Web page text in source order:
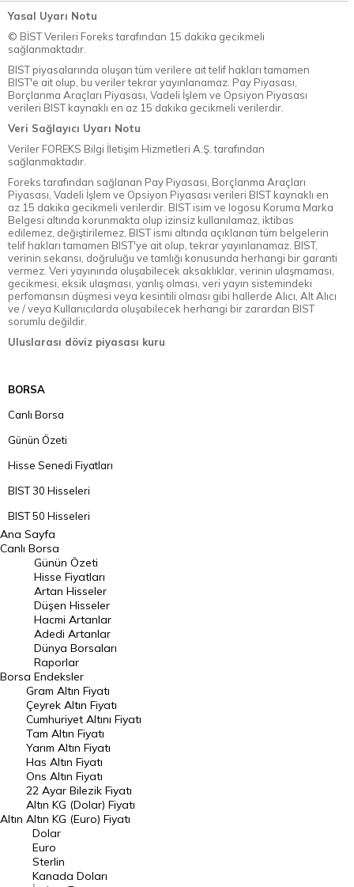
Yasal Uyarı Notu
© BİST Verileri Foreks tarafından 15 dakika gecikmeli
sağlanmaktadır.
BIST piyasalarında oluşan tüm verilere ait telif hakları tamamen
BIST'e ait olup, bu veriler tekrar yayınlanamaz. Pay Piyasası,
Borçlanma Araçları Piyasası, Vadeli İşlem ve Opsiyon Piyasası
verileri BIST kaynaklı en az 15 dakika gecikmeli verilerdir.
Veri Sağlayıcı Uyarı Notu
Veriler FOREKS Bilgi İletişim Hizmetleri A.Ş. tarafından
sağlanmaktadır.
Foreks tarafından sağlanan Pay Piyasası, Borçlanma Araçları
Piyasası, Vadeli İşlem ve Opsiyon Piyasası verileri BIST kaynaklı en
az 15 dakika gecikmeli verilerdir. BIST isim ve logosu Koruma Marka
Belgesi altında korunmakta olup izinsiz kullanılamaz, iktibas
edilemez, değiştirilemez. BIST ismi altında açıklanan tüm belgelerin
telif hakları tamamen BIST'ye ait olup, tekrar yayınlanamaz. BIST,
verinin sekansı, doğruluğu ve tamlığı konusunda herhangi bir garanti
vermez. Veri yayınında oluşabilecek aksaklıklar, verinin ulaşmaması,
gecikmesi, eksik ulaşması, yanlış olması, veri yayın sistemindeki
perfomansın düşmesi veya kesintili olması gibi hallerde Alıcı, Alt Alıcı
ve / veya Kullanıcılarda oluşabilecek herhangi bir zarardan BIST
sorumlu değildir.
Uluslarası döviz piyasası kuru
BORSA
Canlı Borsa
Günün Özeti
Hisse Senedi Fiyatları
BIST 30 Hisseleri
BIST 50 Hisseleri
BIST 100 Hisseleri
En Çok Artan Hisseler
En Çok Düşen Hisseler
Hacmi Artanlar
Geçmiş Kapanışlar
Dünya Borsaları
Raporlar
Endeksler
DÖVİZ
Döviz Kuru
Dolar Kuru
Euro Kuru
Pound Kuru
Frank Kuru
Ana Sayfa
Canlı Borsa
Borsa
Günün Özeti
Hisse Fiyatları
Artan Hisseler
Düşen Hisseler
Hacmi Artanlar
Adedi Artanlar
Dünya Borsaları
Raporlar
Endeksler
Altın
Gram Altın Fiyatı
Çeyrek Altın Fiyatı
Cumhuriyet Altını Fiyatı
Tam Altın Fiyatı
Yarım Altın Fiyatı
Has Altın Fiyatı
Ons Altın Fiyatı
22 Ayar Bilezik Fiyatı
Altın KG (Dolar) Fiyatı
Altın KG (Euro) Fiyatı
Dolar
Euro
Sterlin
Kanada Doları